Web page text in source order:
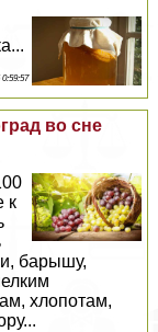
0:59:57
во сне
к
барышу,
хлопотам,